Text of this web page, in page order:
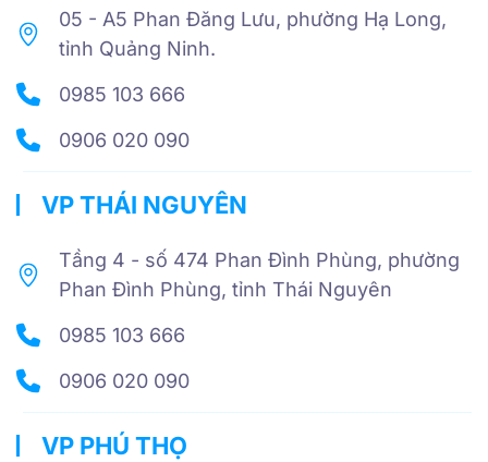
05 - A5 Phan Đăng Lưu, phường Hạ Long,
tỉnh Quảng Ninh.
0985 103 666
0906 020 090
VP THÁI NGUYÊN
Tầng 4 - số 474 Phan Đình Phùng, phường
Phan Đình Phùng, tỉnh Thái Nguyên
0985 103 666
0906 020 090
VP PHÚ THỌ